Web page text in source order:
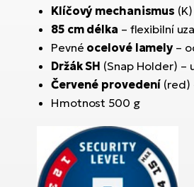
Klíčový mechanismus
85 cm délka – flexibilní
Pevné ocelové lamely–
Držák SH (Snap Holder) –
Červené provedení (red)
Hmotnost 500 g